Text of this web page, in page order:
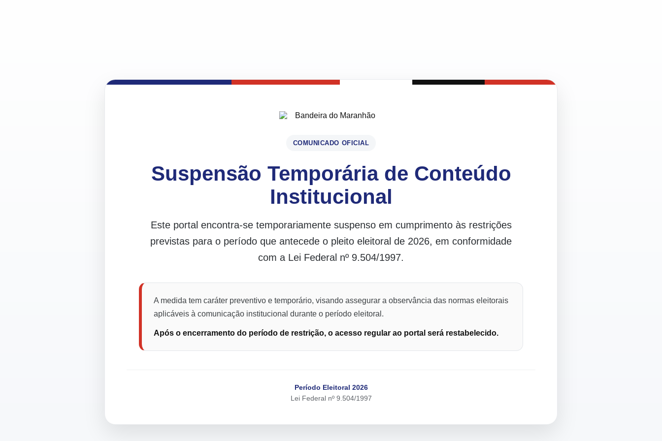
COMUNICADO OFICIAL
Suspensão Temporária de Conteúdo
Institucional
Este portal encontra-se temporariamente suspenso em cumprimento às restrições
previstas para o período que antecede o pleito eleitoral de 2026, em conformidade
com a Lei Federal nº 9.504/1997.
A medida tem caráter preventivo e temporário, visando assegurar a observância das normas eleitorais
aplicáveis à comunicação institucional durante o período eleitoral.
Após o encerramento do período de restrição, o acesso regular ao portal será restabelecido.
Período Eleitoral 2026
Lei Federal nº 9.504/1997